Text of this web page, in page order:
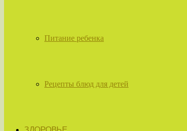
Питание ребенка
Рецепты блюд для детей